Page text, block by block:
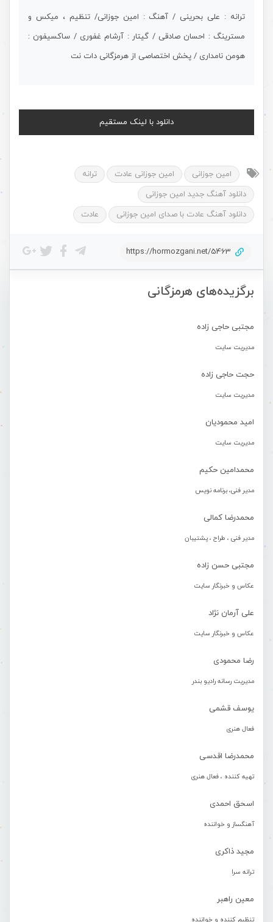
برگزیده‌های هرمزگانی
مجتبی حاجی زاده
مدیریت سایت
حجت حاجی زاده
مدیریت سایت
امید محمودیان
مدیریت سایت
محمدامین حکیم
مدیر فنی، برنامه نویس
محمدرضا کمالی
مدیر فنی ، طراح ، پشتیبان
مجتبی حسن زاده
عکاس و خبرنگار سایت
علی آرمان نژاد
عکاس و خبرنگار سایت
رضا محمودی
مدیریت رسانه رادیو بندر
یوسف قشمی
فعال هنری
محمدرضا اقدسی
تهیه کننده ، فعال هنری
اسحق احمدی
آهنگساز و خواننده
مجید ذاکری
ترانه سرا
معین راهبر
تنظیم کننده و خواننده
ترانه : علی بحرینی / آهنگ : امین جوزانی/ تنظیم ، میکس و
مسترینگ : احسان صادقی / گیتار : آرشام غفوری / ساکسیفون :
هومن نامداری / پخش اختصاصی از هرمزگانی دات نت
دانلود با لینک مستقیم
امین جوزانی امین جوزانی عادت
ترانه
دانلود آهنگ جدید امین جوزانی
دانلود آهنگ عادت با صدای امین جوزانی
عادت
https://hormozgani.net/5463